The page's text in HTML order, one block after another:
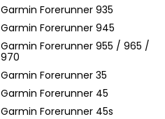
Garmin Forerunner 935
Garmin Forerunner 945
Garmin Forerunner 955 / 965 /
970
Garmin Forerunner 35
Garmin Forerunner 45
Garmin Forerunner 45s